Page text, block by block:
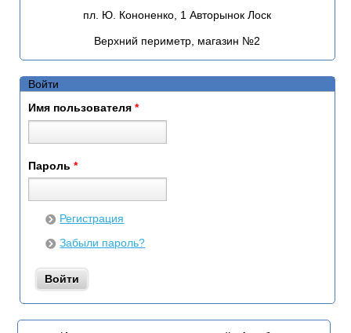
пл. Ю. Кононенко, 1 Авторынок Лоск
Верхний периметр, магазин №2
Войти
Имя пользователя *
Пароль *
Регистрация
Забыли пароль?